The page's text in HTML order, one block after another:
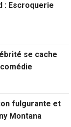
: Escroquerie
se cache
fulgurante et
Montana